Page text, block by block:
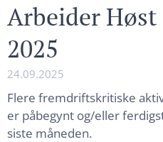
Arbeider Høst
2025
24.09.2025
Flere fremdriftskritiske
er påbegynt og/eller
siste måneden.